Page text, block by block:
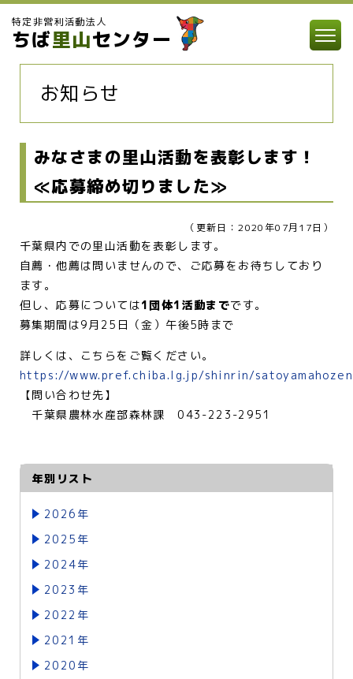
特定非営利活動法人
ちば里山センター
お知らせ
みなさまの里山活動を表彰します！
≪応募締め切りました≫
（更新日：2020年07月17日）
千葉県内での里山活動を表彰します。
自薦・他薦は問いませんので、ご応募をお待ちしており
ます。
但し、応募については1団体1活動までです。
募集期間は9月25日（金）午後5時まで
詳しくは、こちらをご覧ください。
https://www.pref.chiba.lg.jp/shinrin/
【問い合わせ先】
千葉県農林水産部森林課 043-223-2951
年別リスト
2026年
2025年
2024年
2023年
2022年
2021年
2020年